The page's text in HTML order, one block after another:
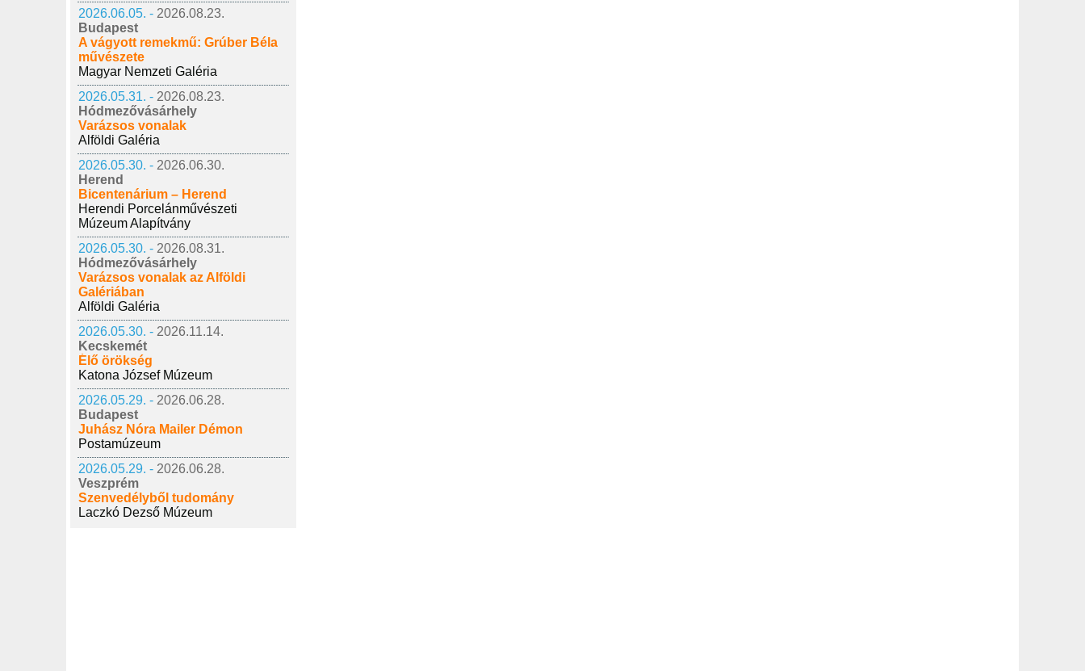
2026.06.05. - 2026.08.23.
Budapest
A vágyott remekmű: Grúber Béla
művészete
Magyar Nemzeti Galéria
2026.05.31. - 2026.08.23.
Hódmezővásárhely
Varázsos vonalak
Alföldi Galéria
2026.05.30. - 2026.06.30.
Herend
Bicentenárium – Herend
Herendi Porcelánművészeti
Múzeum Alapítvány
2026.05.30. - 2026.08.31.
Hódmezővásárhely
Varázsos vonalak az Alföldi
Galériában
Alföldi Galéria
2026.05.30. - 2026.11.14.
Kecskemét
Élő örökség
Katona József Múzeum
2026.05.29. - 2026.06.28.
Budapest
Juhász Nóra Mailer Démon
Postamúzeum
2026.05.29. - 2026.06.28.
Veszprém
Szenvedélyből tudomány
Laczkó Dezső Múzeum